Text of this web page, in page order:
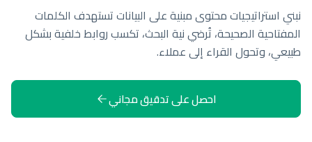
نبني استراتيجيات محتوى مبنية على البيانات تستهدف الكلمات
المفتاحية الصحيحة، تُرضي نية البحث، تكسب روابط خلفية بشكل
طبيعي، وتحول القراء إلى عملاء.
احصل على تدقيق مجاني